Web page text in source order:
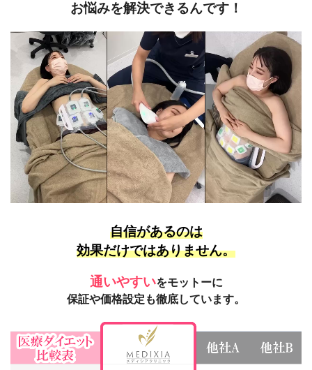
お悩みを解決できるんです！
自信があるのは
効果だけではありません。
通いやすいをモットーに
保証や価格設定も徹底しています。